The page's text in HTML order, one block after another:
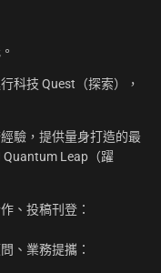
科技 Quest（探索），
驗，提供量身打造的最
Leap（躍
、投稿刊登：
、業務提攜：